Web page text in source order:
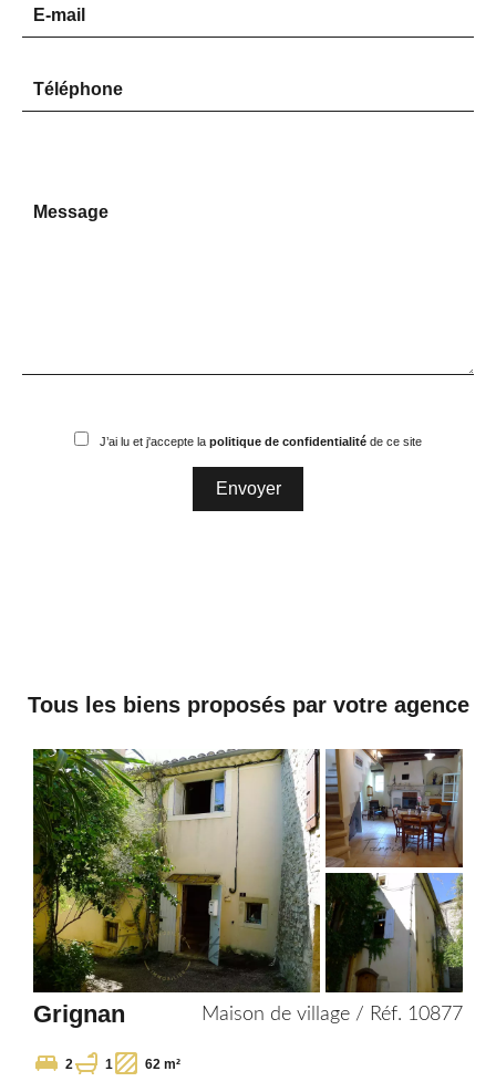
J’ai lu et j'accepte la politique de confidentialité de ce site
Envoyer
Tous les biens proposés par votre agence
Grignan Maison de village / Réf. 10877
2 1 62 m²